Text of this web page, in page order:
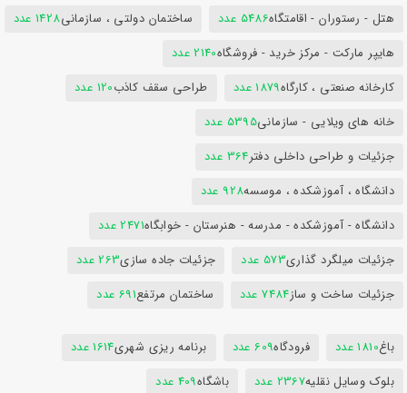
هتل - رستوران - اقامتگاه5486 عدد ساختمان دولتی ، سازمانی1428 عدد
هایپر مارکت - مرکز خرید - فروشگاه2140 عدد
کارخانه صنعتی ، کارگاه1879 عدد طراحی سقف کاذب120 عدد
خانه های ویلایی - سازمانی5395 عدد
جزئیات و طراحی داخلی دفتر364 عدد
دانشگاه ، آموزشکده ، موسسه928 عدد
دانشگاه - آموزشکده - مدرسه - هنرستان - خوابگاه2471 عدد
جزئیات میلگرد گذاری573 عدد جزئیات جاده سازی263 عدد
جزئیات ساخت و ساز7484 عدد ساختمان مرتفع691 عدد
باغ1810 عدد فرودگاه609 عدد برنامه ریزی شهری1614 عدد
بلوک وسایل نقلیه2367 عدد باشگاه409 عدد